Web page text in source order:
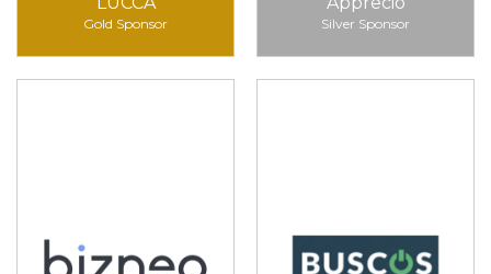
Gold Sponsor Silver Sponsor